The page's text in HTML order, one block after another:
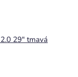
29" tmavá